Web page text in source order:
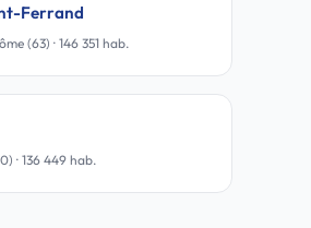
Ferrand
(63) · 146 351 hab.
· 136 449 hab.